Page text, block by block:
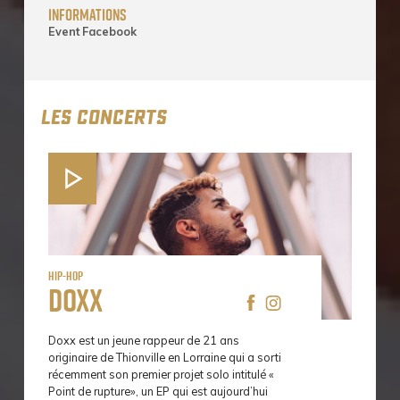
informations
Event Facebook
LES CONCERTS
Hip-Hop
Doxx
Doxx est un jeune rappeur de 21 ans
originaire de Thionville en Lorraine qui a sorti
récemment son premier projet solo intitulé «
Point de rupture», un EP qui est aujourd’hui